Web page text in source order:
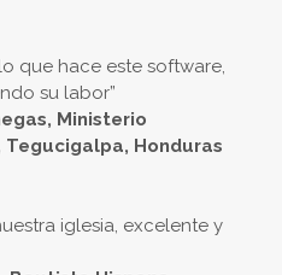
que hace este software,
su labor”
Ministerio
Honduras
iglesia, excelente y